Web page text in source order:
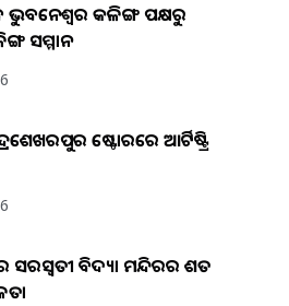
ଭୁବନେଶ୍ୱର କଳିଙ୍ଗ ପକ୍ଷରୁ
ସମ୍ମାନ
ଷ୍ଟୋରରେ ଆର୍ଟିଷ୍ଟ୍ରି
ସରସ୍ୱତୀ ବିଦ୍ୟା ମନ୍ଦିରର ଶତ